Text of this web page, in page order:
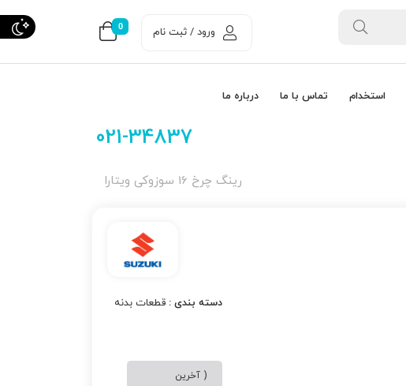
0 ورود / ثبت نام
استخدام تماس با ما درباره ما
021-34837
رینگ چرخ 16 سوزوکی ویتارا
دسته بندی :قطعات بدنه
( آخرین